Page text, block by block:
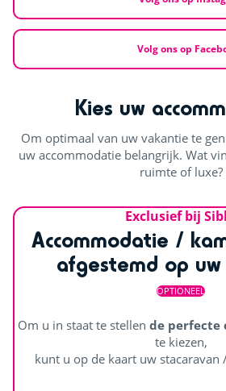
Volg ons op
Kies uw
Om optimaal van uw vakantie te
uw accommodatie belangrijk. Wat
ruimte of luxe?
Exclusief bij
Accommodatie /
afgestemd op uw
OPTIONEEL
Om u in staat te stellen de perfecte
te kiezen,
kunt u op de kaart uw stacaravan